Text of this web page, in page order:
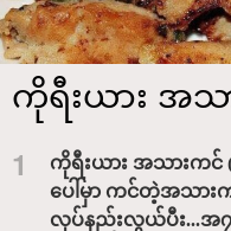
ကိုရီးယား အသ
1
ကိုရီးယား အသားကင်
ပေါ်မှာ ကင်တဲ့အသား
လုပ်နည်းလွယ်ပီး...